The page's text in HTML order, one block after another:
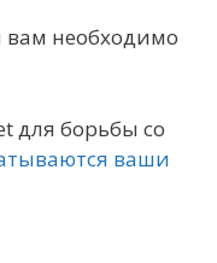
необходимо
для борьбы со
ваши